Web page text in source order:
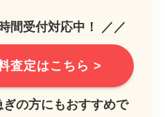
間受付対応中！ ／／
査定はこちら >
の方にもおすすめで